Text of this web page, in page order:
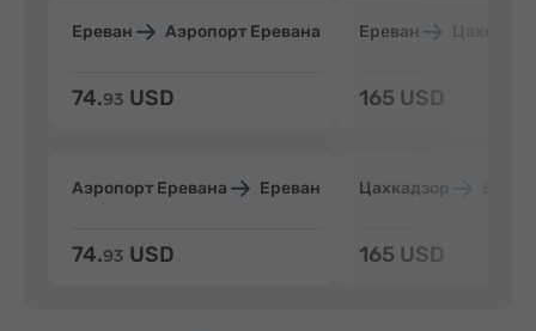
Ереван Аэропорт Еревана
74.93 USD
Аэропорт Еревана Ереван
74.93 USD
Ереван
165 USD
Цахкадзор
165 USD